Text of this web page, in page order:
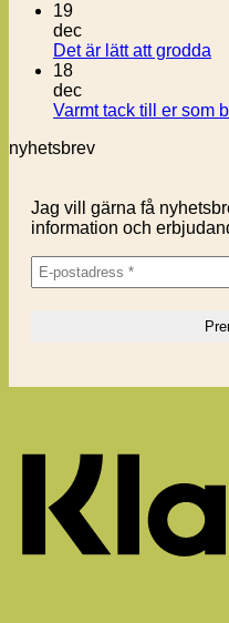
19
dec
Det är lätt att grodda
18
dec
Varmt tack till er som
nyhetsbrev
Jag vill gärna få
information och